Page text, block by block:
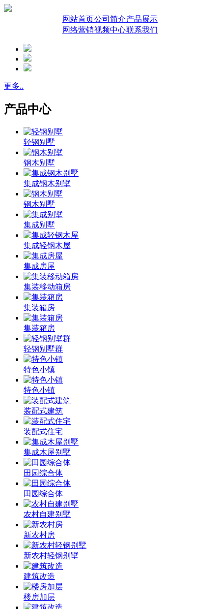
网站首页公司简介产品展示
网络营销视频中心联系我们
更多..
产品中心
轻钢别墅
钢木别墅
集成钢木别墅
钢木别墅
集成别墅
集成轻钢木屋
集成房屋
集装移动箱房
集装箱房
集装箱房
轻钢别墅群
特色小镇
特色小镇
装配式建筑
装配式住宅
集成木屋别墅
田园综合体
田园综合体
农村自建别墅
新农村房
新农村轻钢别墅
建筑改造
楼房加层